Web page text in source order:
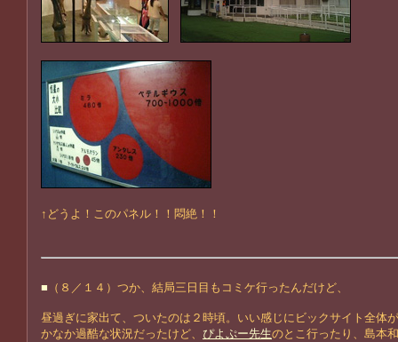
↑どうよ！このパネル！！悶絶！！
■ （８／１４）つか、結局三日目もコミケ行ったんだけど、
昼過ぎに家出て、ついたのは２時頃。いい感じにビックサイト全体
かなか過酷な状況だったけど、 ぴよぷー先生のとこ行ったり、島本